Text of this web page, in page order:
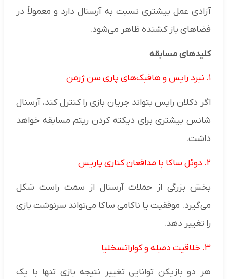
آزادی عمل بیشتری نسبت به آرسنال دارد و معمولاً در
فضاهای باز کشنده ظاهر می‌شود.
کلیدهای مسابقه
۱. نبرد رایس و هافبک‌های پاری سن ژرمن
اگر دکلان رایس بتواند جریان بازی را کنترل کند، آرسنال
شانس بیشتری برای دیکته کردن ریتم مسابقه خواهد
داشت.
۲. دوئل ساکا با مدافعان کناری پاریس
بخش بزرگی از حملات آرسنال از سمت راست شکل
می‌گیرد. موفقیت یا ناکامی ساکا می‌تواند سرنوشت بازی
را تغییر دهد.
۳. خلاقیت دمبله و کواراتسخلیا
هر دو بازیکن توانایی تغییر نتیجه بازی تنها با یک